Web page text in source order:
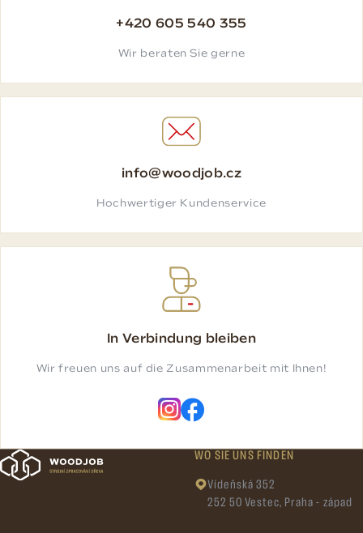
+420 605 540 355
Wir beraten Sie gerne
info@woodjob.cz
Hochwertiger Kundenservice
In Verbindung bleiben
Wir freuen uns auf die Zusammenarbeit mit Ihnen!
WO SIE UNS FINDEN
Vídeňská 352
252 50 Vestec, Praha - západ